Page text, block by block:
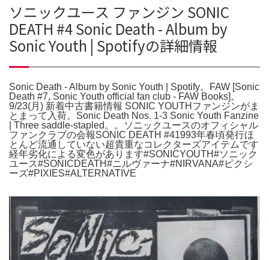
ソニックユース ファンジン SONIC
DEATH #4 Sonic Death - Album by
Sonic Youth | Spotifyの詳細情報
Sonic Death - Album by Sonic Youth | Spotify。FAW [Sonic
Death #7, Sonic Youth official fan club - FAW Books]。
9/23(月) 新着中古書籍情報 SONIC YOUTHファンジンがま
とまって入荷。Sonic Death Nos. 1-3 Sonic Youth Fanzine
| Three saddle-stapled。。ソニックユースのオフィシャル
ファンクラブの会報SONIC DEATH #41993年春頃発行ほ
とんど流通していない超貴重なコレクターズアイテムです
経年劣化による変色があります#SONICYOUTH#ソニック
ユース#SONICDEATH#ニルヴァーナ#NIRVANA#ピクシ
ーズ#PIXIES#ALTERNATIVE